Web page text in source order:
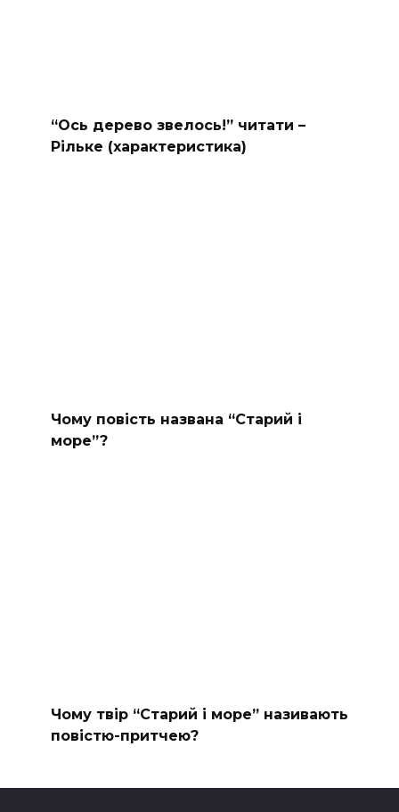
“Ось дерево звелось!” читати –
Рільке (характеристика)
Чому повість названа “Старий і
море”?
Чому твір “Старий і море” називають
повістю-притчею?